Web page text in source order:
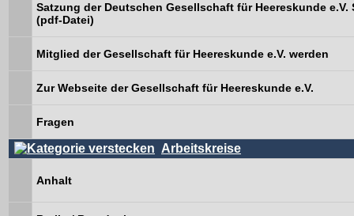
Satzung der Deutschen Gesellschaft für Heereskunde e.V.
(pdf-Datei)
Mitglied der Gesellschaft für Heereskunde e.V. werden
Zur Webseite der Gesellschaft für Heereskunde e.V.
Fragen
Arbeitskreise
Anhalt